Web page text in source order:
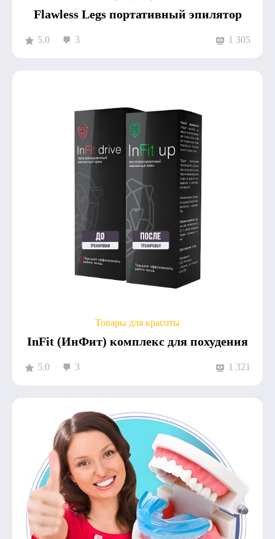
Flawless Legs портативный эпилятор
5.0 3 1 305
Товары для красоты
InFit (ИнФит) комплекс для похудения
5.0 3 1 321